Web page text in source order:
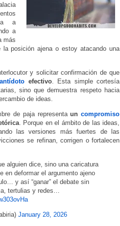
a
a
más
la posición ajena o estoy atacando una
y solicitar confirmación de que
efectivo. Esta simple cortesía
sino que demuestra respeto hacia
de ideas.
de paja representaun compromiso
. Porque en el ámbito de las ideas,
las versiones más fuertes de las
se refinan, corrigen o fortalecen
alguien dice, sino una caricatura
en deformar el argumento ajeno
y así “ganar” el debate sin
tertulias y redes…
January 28, 2026